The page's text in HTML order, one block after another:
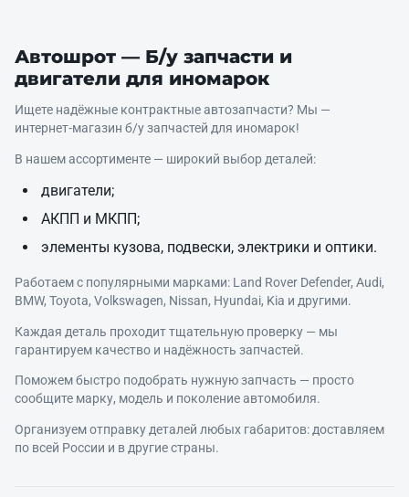
Автошрот — Б/у запчасти и
двигатели для иномарок
Ищете надёжные контрактные автозапчасти? Мы —
интернет‑магазин б/у запчастей для иномарок!
В нашем ассортименте — широкий выбор деталей:
двигатели;
АКПП и МКПП;
элементы кузова, подвески, электрики и оптики.
Работаем с популярными марками: Land Rover Defender, Audi,
BMW, Toyota, Volkswagen, Nissan, Hyundai, Kia и другими.
Каждая деталь проходит тщательную проверку — мы
гарантируем качество и надёжность запчастей.
Поможем быстро подобрать нужную запчасть — просто
сообщите марку, модель и поколение автомобиля.
Организуем отправку деталей любых габаритов: доставляем
по всей России и в другие страны.